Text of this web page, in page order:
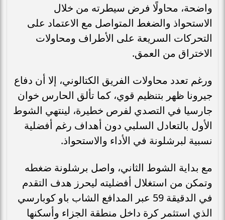
واضحة، محاولًا فرض سيطرته من خلال
الاستحواذ والضغط المتواصل مع الاعتماد على
التحركات السريعة على الأطراف ومحاولات
الاختراق من العمق.
ورغم تعدد محاولات الفريق الكتالوني، إلا أن دفاع
جيرونا ظهر بتنظيم قوي، كما تألق الحارس خوان
جارسيا في التصدي لفرص خطيرة، لينتهي الشوط
الأول بالتعادل السلبي دون أهداف رغم أفضلية
نسبية لبرشلونة في الأداء والاستحواذ.
مع بداية الشوط الثاني، واصل برشلونة ضغطه
وتمكن من استغلال أفضليته ليحرز هدف التقدم
في الدقيقة 59 عبر المدافع الشاب باو كوبارسي
الذي استثمر كرة داخل منطقة الجزاء وأسكنها